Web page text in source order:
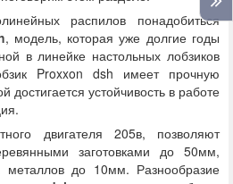
распилов понадобиться
, модель, которая уже долгие годы
в линейке настольных лобзиков
Proxxon dsh имеет прочную
достигается устойчивость в работе
двигателя 205в, позволяют
заготовками до 50мм,
до 10мм. Разнообразие